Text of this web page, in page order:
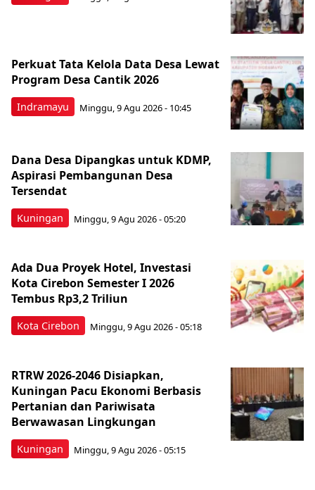
Indramayu
Perkuat Tata Kelola Data Desa Lewat
Program Desa Cantik 2026
Minggu, 9 Agu 2026 - 10:45
Kuningan
Dana Desa Dipangkas untuk KDMP,
Aspirasi Pembangunan Desa
Tersendat
Minggu, 9 Agu 2026 - 05:20
Kota Cirebon
Ada Dua Proyek Hotel, Investasi
Kota Cirebon Semester I 2026
Tembus Rp3,2 Triliun
Minggu, 9 Agu 2026 - 05:18
Kuningan
RTRW 2026-2046 Disiapkan,
Kuningan Pacu Ekonomi Berbasis
Pertanian dan Pariwisata
Berwawasan Lingkungan
Minggu, 9 Agu 2026 - 05:15